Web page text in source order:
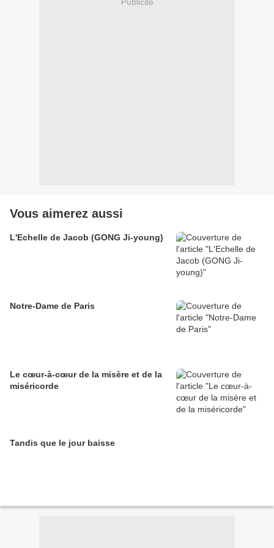
Vous aimerez aussi
L'Echelle de Jacob (GONG Ji-young)
Notre-Dame de Paris
Le cœur-à-cœur de la misère et de la
miséricorde
Tandis que le jour baisse